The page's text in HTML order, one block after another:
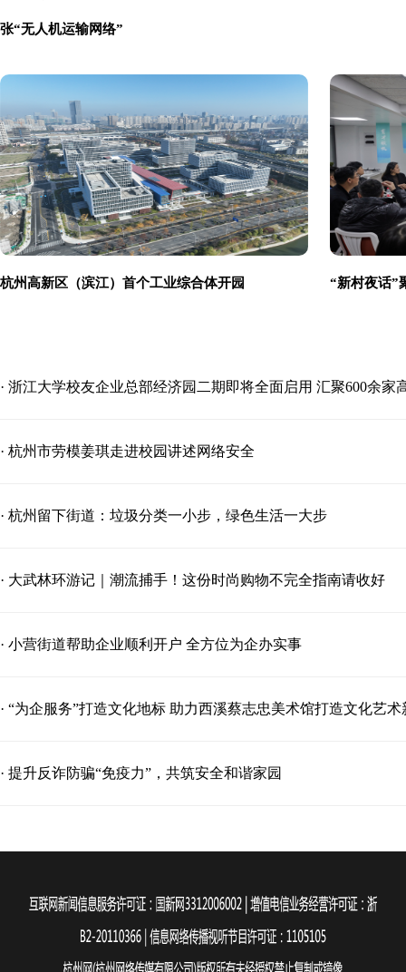
张“无人机运输网络”
杭州高新区（滨江）首个工业综合体开园 “新村夜话”
· 浙江大学校友企业总部经济园二期即将全面启用 汇聚600余家
· 杭州市劳模姜琪走进校园讲述网络安全
· 杭州留下街道：垃圾分类一小步，绿色生活一大步
· 大武林环游记｜潮流捕手！这份时尚购物不完全指南请收好
· 小营街道帮助企业顺利开户 全方位为企办实事
· “为企服务”打造文化地标 助力西溪蔡志忠美术馆打造文化艺术
· 提升反诈防骗“免疫力”，共筑安全和谐家园